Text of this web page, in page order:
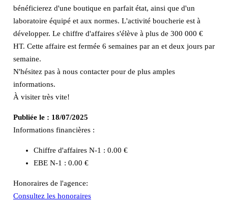
bénéficierez d'une boutique en parfait état, ainsi que d'un
laboratoire équipé et aux normes. L'activité boucherie est à
développer. Le chiffre d'affaires s'élève à plus de 300 000 €
HT. Cette affaire est fermée 6 semaines par an et deux jours par
semaine.
N'hésitez pas à nous contacter pour de plus amples
informations.
À visiter très vite!
Publiée le : 18/07/2025
Informations financières :
Chiffre d'affaires N-1 : 0.00 €
EBE N-1 : 0.00 €
Honoraires de l'agence:
Consultez les honoraires